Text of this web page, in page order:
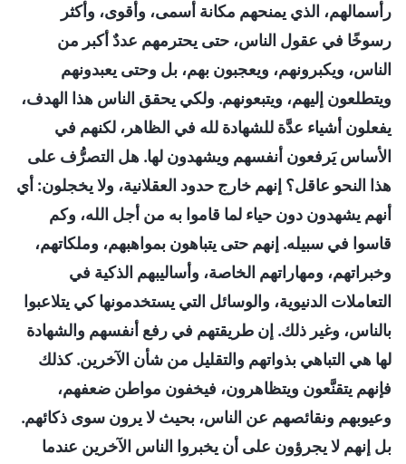
رأسمالهم، الذي يمنحهم مكانة أسمى، وأقوى، وأكثر
رسوخًا في عقول الناس، حتى يحترمهم عددٌ أكبر من
الناس، ويكبرونهم، ويعجبون بهم، بل وحتى يعبدونهم
ويتطلعون إليهم، ويتبعونهم. ولكي يحقق الناس هذا الهدف،
يفعلون أشياء عدَّة للشهادة لله في الظاهر، لكنهم في
الأساس يَرفعون أنفسهم ويشهدون لها. هل التصرُّف على
هذا النحو عاقل؟ إنهم خارج حدود العقلانية، ولا يخجلون: أي
أنهم يشهدون دون حياء لما قاموا به من أجل الله، وكم
قاسوا في سبيله. إنهم حتى يتباهون بمواهبهم، وملكاتهم،
وخبراتهم، ومهاراتهم الخاصة، وأساليبهم الذكية في
التعاملات الدنيوية، والوسائل التي يستخدمونها كي يتلاعبوا
بالناس، وغير ذلك. إن طريقتهم في رفع أنفسهم والشهادة
لها هي التباهي بذواتهم والتقليل من شأن الآخرين. كذلك
فإنهم يتقنَّعون ويتظاهرون، فيخفون مواطن ضعفهم،
وعيوبهم ونقائصهم عن الناس، بحيث لا يرون سوى ذكائهم.
بل إنهم لا يجرؤون على أن يخبروا الناس الآخرين عندما